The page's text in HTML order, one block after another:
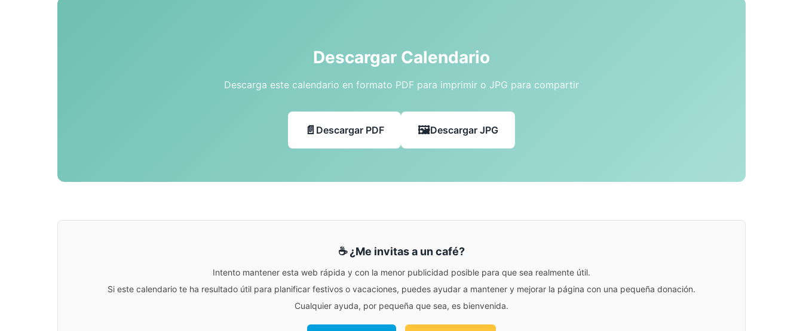
Descargar Calendario
Descarga este calendario en formato PDF para imprimir o JPG para compartir
Descargar PDF Descargar JPG
☕ ¿Me invitas a un café?
Intento mantener esta web rápida y con la menor publicidad posible para que sea realmente útil.
Si este calendario te ha resultado útil para planificar festivos o vacaciones, puedes ayudar a mantener y mejorar la página con una pequeña donación.
Cualquier ayuda, por pequeña que sea, es bienvenida.